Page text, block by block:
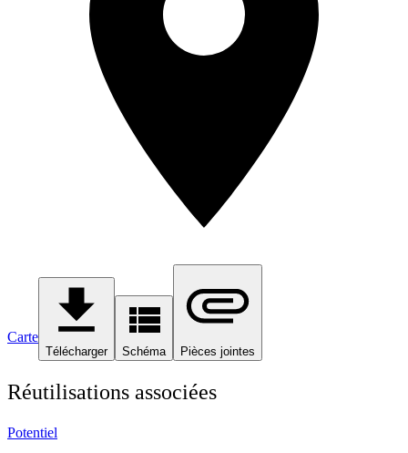
Carte
Télécharger Schéma Pièces jointes
Réutilisations associées
Potentiel